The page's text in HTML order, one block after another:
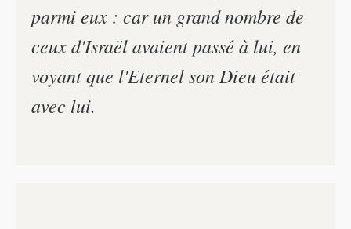
parmi eux : car un grand nombre de
ceux d'Israël avaient passé à lui, en
voyant que l'Eternel son Dieu était
avec lui.